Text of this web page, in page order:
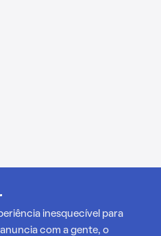
inesquecível para
com a gente, o